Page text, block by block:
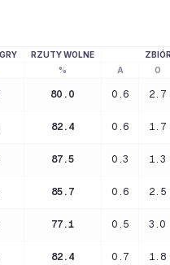
RZUTY WOLNE
% A O
80.0 0.6 2.7
82.4 0.6 1.7
87.5 0.3 1.3
85.7 0.6 2.5
77.1 0.5 3.0
82.4 0.7 1.8